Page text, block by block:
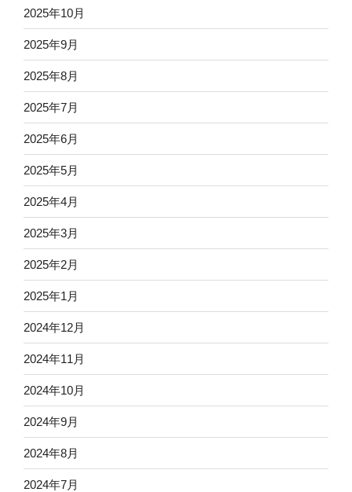
2025年10月
2025年9月
2025年8月
2025年7月
2025年6月
2025年5月
2025年4月
2025年3月
2025年2月
2025年1月
2024年12月
2024年11月
2024年10月
2024年9月
2024年8月
2024年7月